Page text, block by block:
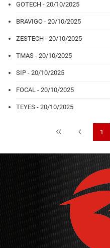
GOTECH - 20/10/2025
BRAVIGO - 20/10/2025
ZESTECH - 20/10/2025
TMAS - 20/10/2025
SIP - 20/10/2025
FOCAL - 20/10/2025
TEYES - 20/10/2025
1